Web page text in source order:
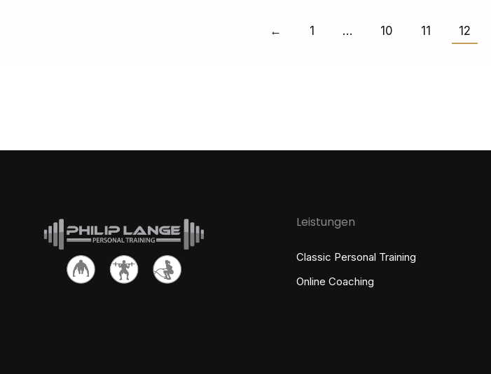
← 1 … 10 11 12
Leistungen
Classic Personal Training
Online Coaching